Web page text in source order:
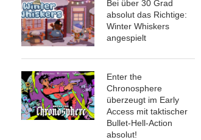
Bei über 30 Grad
absolut das Richtige:
Winter Whiskers
angespielt
Enter the
Chronosphere
überzeugt im Early
Access mit taktischer
Bullet-Hell-Action
absolut!